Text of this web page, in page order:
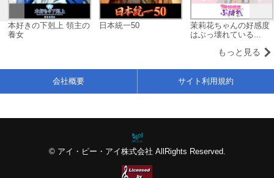
本好きの下剋上 領主の
養女
日本統一50
茉莉花ちゃんの好感度
はぶっ壊れている...
もっと見る
© アイ・ピー・アイ株式会社 AllRights Reserved.
会社概要 サイト利用規約